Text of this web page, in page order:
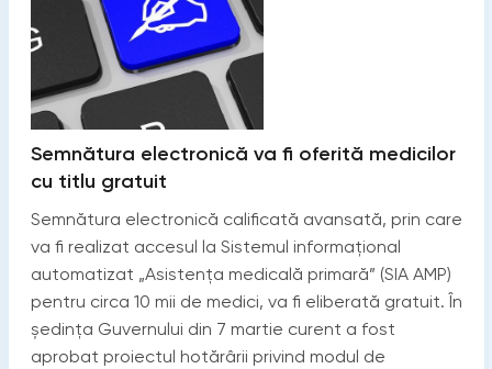
Semnătura electronică va fi oferită medicilor
cu titlu gratuit
Semnătura electronică calificată avansată, prin care
va fi realizat accesul la Sistemul informațional
automatizat „Asistența medicală primară” (SIA AMP)
pentru circa 10 mii de medici, va fi eliberată gratuit. În
ședința Guvernului din 7 martie curent a fost
aprobat proiectul hotărârii privind modul de